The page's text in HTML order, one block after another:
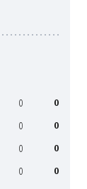
0 0
0 0
0 0
0 0